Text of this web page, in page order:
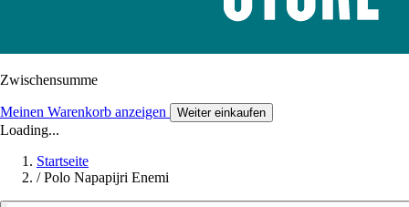
Zwischensumme
Meinen Warenkorb anzeigen Weiter einkaufen
Loading...
Startseite
/ Polo Napapijri Enemi